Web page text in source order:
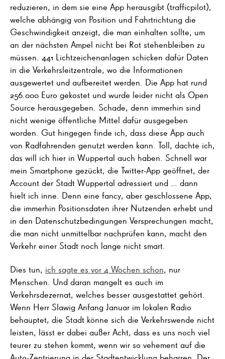
reduzieren, in dem sie eine App herausgibt (trafficpilot),
welche abhängig von Position und Fahrtrichtung die
Geschwindigkeit anzeigt, die man einhalten sollte, um
an der nächsten Ampel nicht bei Rot stehenbleiben zu
müssen. 441 Lichtzeichenanlagen schicken dafür Daten
in die Verkehrsleitzentrale, wo die Informationen
ausgewertet und aufbereitet werden. Die App hat rund
256.000 Euro gekostet und wurde leider nicht als Open
Source herausgegeben. Schade, denn immerhin sind
nicht wenige öffentliche Mittel dafür ausgegeben
worden. Gut hingegen finde ich, dass diese App auch
von Radfahrenden genutzt werden kann. Toll, dachte ich,
das will ich hier in Wuppertal auch haben. Schnell war
mein Smartphone gezückt, die Twitter-App geöffnet, der
Account der Stadt Wuppertal adressiert und … dann
hielt ich inne. Denn eine fancy, aber geschlossene App,
die immerhin Positionsdaten ihrer Nutzenden erhebt und
in den Datenschutzbedingungen Versprechungen macht,
die man nicht unmittelbar nachprüfen kann, macht den
Verkehr einer Stadt noch lange nicht smart.
Dies tun, ich sagte es vor 4 Wochen schon, nur
Menschen. Und daran mangelt es auch im
Verkehrsdezernat, welches besser ausgestattet gehört.
Wenn Herr Slawig Anfang Januar im lokalen Radio
behauptet, die Stadt könne sich die Verkehrswende nicht
leisten, lässt er dabei außer Acht, dass es uns noch viel
teurer zu stehen kommt, wenn wir so vehement auf die